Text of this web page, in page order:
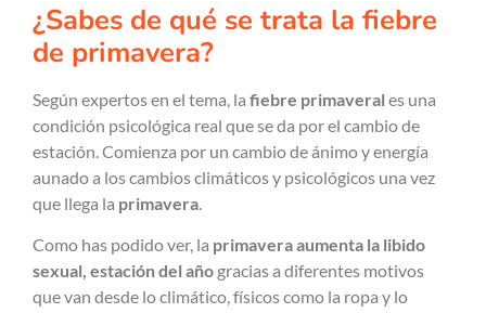
¿Sabes de qué se trata la fiebre
de primavera?
Según expertos en el tema, la fiebre primaveral es una
condición psicológica real que se da por el cambio de
estación. Comienza por un cambio de ánimo y energía
aunado a los cambios climáticos y psicológicos una vez
que llega la primavera.
Como has podido ver, la primavera aumenta la libido
sexual, estación del año gracias a diferentes motivos
que van desde lo climático, físicos como la ropa y lo